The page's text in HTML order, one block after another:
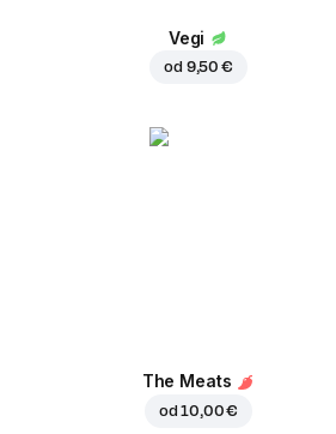
Vegi
od 9,50 €
The Meats
od10,00 €